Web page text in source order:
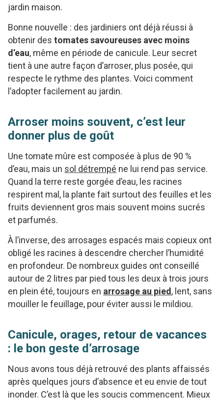
jardin maison.
Bonne nouvelle : des jardiniers ont déjà réussi à
obtenir des tomates savoureuses avec moins
d’eau, même en période de canicule. Leur secret
tient à une autre façon d’arroser, plus posée, qui
respecte le rythme des plantes. Voici comment
l’adopter facilement au jardin.
Arroser moins souvent, c’est leur
donner plus de goût
Une tomate mûre est composée à plus de 90 %
d’eau, mais un sol détrempé ne lui rend pas service.
Quand la terre reste gorgée d’eau, les racines
respirent mal, la plante fait surtout des feuilles et les
fruits deviennent gros mais souvent moins sucrés
et parfumés.
À l’inverse, des arrosages espacés mais copieux ont
obligé les racines à descendre chercher l’humidité
en profondeur. De nombreux guides ont conseillé
autour de 2 litres par pied tous les deux à trois jours
en plein été, toujours en arrosage au pied, lent, sans
mouiller le feuillage, pour éviter aussi le mildiou.
Canicule, orages, retour de vacances
: le bon geste d’arrosage
Nous avons tous déjà retrouvé des plants affaissés
après quelques jours d’absence et eu envie de tout
inonder. C’est là que les soucis commencent. Mieux